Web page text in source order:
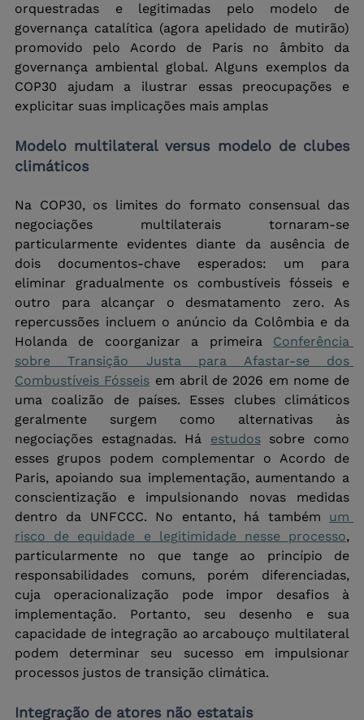
orquestradas e legitimadas pelo modelo de
governança catalítica (agora apelidado de mutirão)
promovido pelo Acordo de Paris no âmbito da
governança ambiental global. Alguns exemplos da
COP30 ajudam a ilustrar essas preocupações e
explicitar suas implicações mais amplas
Modelo multilateral versus modelo de clubes
climáticos
Na COP30, os limites do formato consensual das
negociações multilaterais tornaram-se
particularmente evidentes diante da ausência de
dois documentos-chave esperados: um para
eliminar gradualmente os combustíveis fósseis e
outro para alcançar o desmatamento zero. As
repercussões incluem o anúncio da Colômbia e da
Holanda de coorganizar a primeira Conferência
sobre Transição Justa para Afastar-se dos
Combustíveis Fósseis em abril de 2026 em nome de
uma coalizão de países. Esses clubes climáticos
geralmente surgem como alternativas às
negociações estagnadas. Há estudos sobre como
esses grupos podem complementar o Acordo de
Paris, apoiando sua implementação, aumentando a
conscientização e impulsionando novas medidas
dentro da UNFCCC. No entanto, há também um
risco de equidade e legitimidade nesse processo,
particularmente no que tange ao princípio de
responsabilidades comuns, porém diferenciadas,
cuja operacionalização pode impor desafios à
implementação. Portanto, seu desenho e sua
capacidade de integração ao arcabouço multilateral
podem determinar seu sucesso em impulsionar
processos justos de transição climática.
Integração de atores não estatais